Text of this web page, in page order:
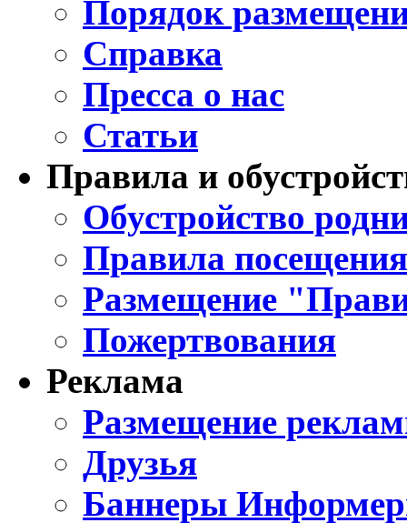
Порядок
Справка
Пресса о нас
Статьи
Правила и
Обустройство
Правила
Размещение
Пожертвования
Реклама
Размещение
Друзья
Баннеры